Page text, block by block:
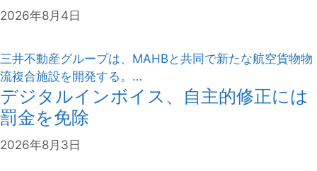
2026年8月4日
三井不動産グループは、MAHBと共同で新たな航空貨物物
流複合施設を開発する。…
デジタルインボイス、自主的修正には
罰金を免除
2026年8月3日